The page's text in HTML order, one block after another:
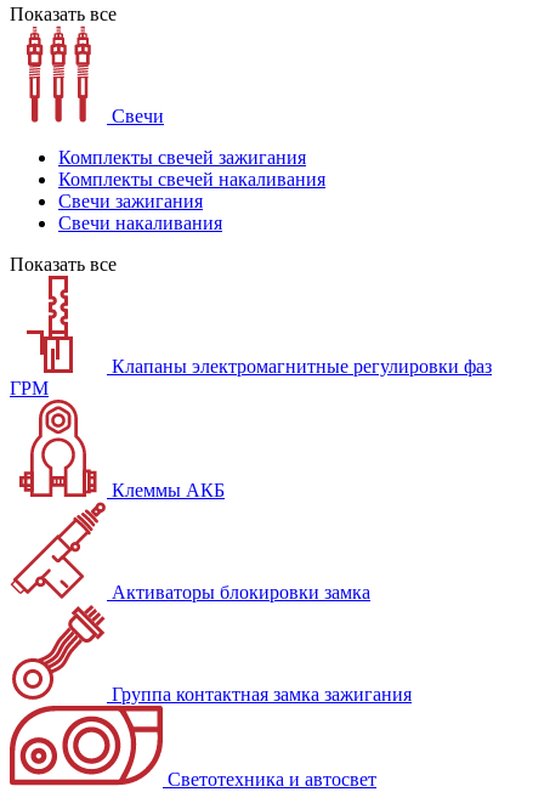
Показать все
Свечи
Комплекты свечей зажигания
Комплекты свечей накаливания
Свечи зажигания
Свечи накаливания
Показать все
Клапаны электромагнитные регулировки фаз
ГРМ
Клеммы АКБ
Активаторы блокировки замка
Группа контактная замка зажигания
Светотехника и автосвет